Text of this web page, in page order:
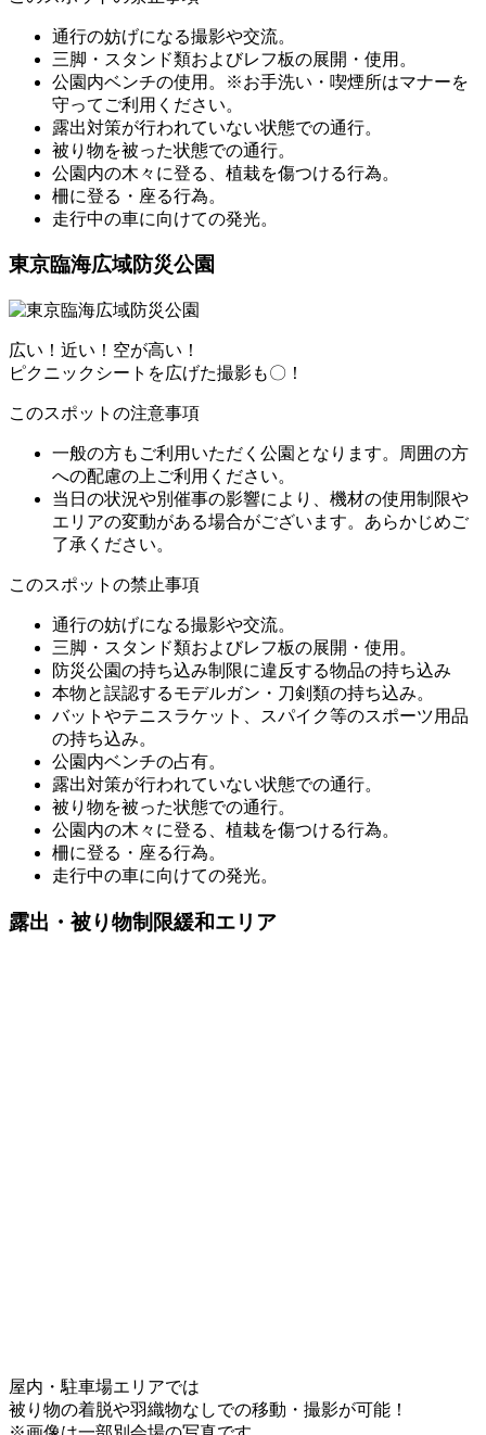
通行の妨げになる撮影や交流。
三脚・スタンド類およびレフ板の展開・使用。
公園内ベンチの使用。※お手洗い・喫煙所はマナーを
守ってご利用ください。
露出対策が行われていない状態での通行。
被り物を被った状態での通行。
公園内の木々に登る、植栽を傷つける行為。
柵に登る・座る行為。
走行中の車に向けての発光。
東京臨海広域防災公園
広い！近い！空が高い！
ピクニックシートを広げた撮影も〇！
このスポットの注意事項
一般の方もご利用いただく公園となります。周囲の方
への配慮の上ご利用ください。
当日の状況や別催事の影響により、機材の使用制限や
エリアの変動がある場合がございます。あらかじめご
了承ください。
このスポットの禁止事項
通行の妨げになる撮影や交流。
三脚・スタンド類およびレフ板の展開・使用。
防災公園の持ち込み制限に違反する物品の持ち込み
本物と誤認するモデルガン・刀剣類の持ち込み。
バットやテニスラケット、スパイク等のスポーツ用品
の持ち込み。
公園内ベンチの占有。
露出対策が行われていない状態での通行。
被り物を被った状態での通行。
公園内の木々に登る、植栽を傷つける行為。
柵に登る・座る行為。
走行中の車に向けての発光。
露出・被り物制限緩和エリア
屋内・駐車場エリアでは
被り物の着脱や羽織物なしでの移動・撮影が可能！